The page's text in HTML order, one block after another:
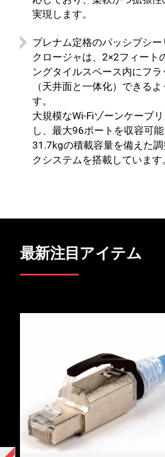
実現します。
プレナム定格のパッシブシ
クロージャは、2×2フィート
ングタイルスペース内にフラ
（天井面と一体化）できる
す。
大規模なWi-Fiゾーンケーブ
し、最大96ポートを収容可能
31.7kgの積載容量を備えた調
クシステムを搭載しています
最新注目アイテム